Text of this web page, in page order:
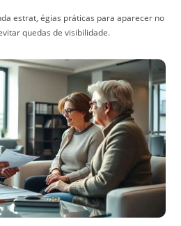
estrat, égias práticas para aparecer no
quedas de visibilidade.